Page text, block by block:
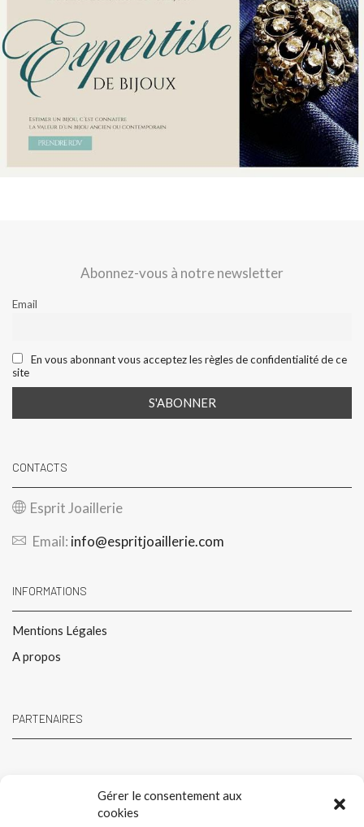
Gérer le consentement aux
cookies
Abonnez-vous à notre newsletter
Email
En vous abonnant vous acceptez les règles de confidentialité de ce
site
CONTACTS
Esprit Joaillerie
Email: info@espritjoaillerie.com
INFORMATIONS
Mentions Légales
A propos
PARTENAIRES